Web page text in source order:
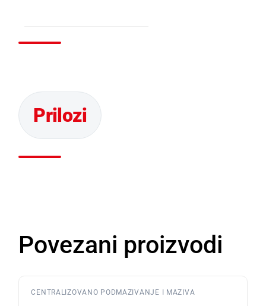
Povezani proizvodi
CENTRALIZOVANO PODMAZIVANJE I MAZIVA